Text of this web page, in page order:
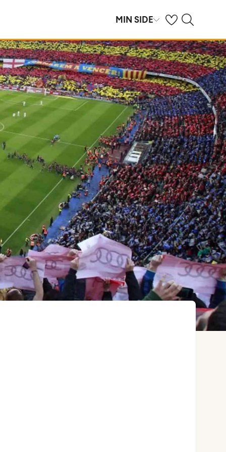
MIN SIDE Se dine gemte
Søg på spies.dk